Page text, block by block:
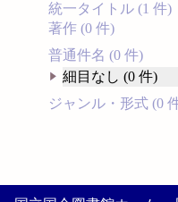
統一タイトル (1 件)
著作 (0 件)
普通件名 (0 件)
細目なし (0 件)
ジャンル・形式 (0